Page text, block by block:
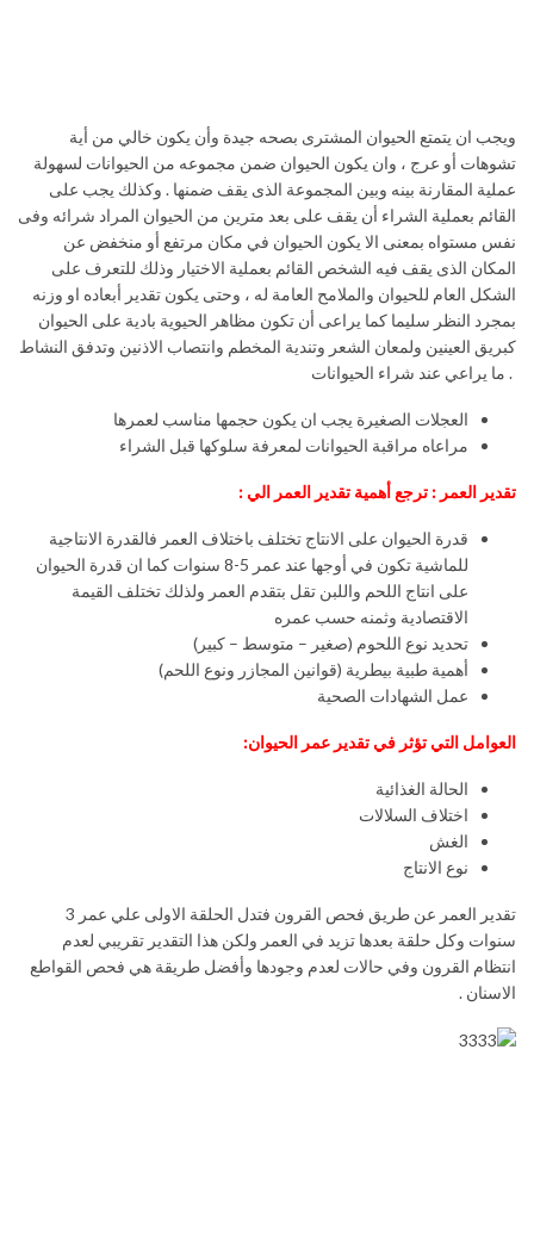
ويجب ان يتمتع الحيوان المشترى بصحه جيدة وأن يكون خالي من أية
تشوهات أو عرج ، وان يكون الحيوان ضمن مجموعه من الحيوانات لسهولة
عملية المقارنة بينه وبين المجموعة الذى يقف ضمنها . وكذلك يجب على
القائم بعملية الشراء أن يقف على بعد مترين من الحيوان المراد شرائه وفى
نفس مستواه بمعنى الا يكون الحيوان في مكان مرتفع أو منخفض عن
المكان الذى يقف فيه الشخص القائم بعملية الاختيار وذلك للتعرف على
الشكل العام للحيوان والملامح العامة له ، وحتى يكون تقدير أبعاده او وزنه
بمجرد النظر سليما كما يراعى أن تكون مظاهر الحيوية بادية على الحيوان
كبريق العينين ولمعان الشعر وتندية المخطم وانتصاب الاذنين وتدفق النشاط
. ما يراعي عند شراء الحيوانات
العجلات الصغيرة يجب ان يكون حجمها مناسب لعمرها
مراعاه مراقبة الحيوانات لمعرفة سلوكها قبل الشراء
تقدير العمر : ترجع أهمية تقدير العمر الي :
قدرة الحيوان على الانتاج تختلف باختلاف العمر فالقدرة الانتاجية
للماشية تكون في أوجها عند عمر 5-8 سنوات كما ان قدرة الحيوان
على انتاج اللحم واللبن تقل بتقدم العمر ولذلك تختلف القيمة
الاقتصادية وثمنه حسب عمره
تحديد نوع اللحوم (صغير – متوسط – كبير)
أهمية طبية بيطرية (قوانين المجازر ونوع اللحم)
عمل الشهادات الصحية
العوامل التي تؤثر في تقدير عمر الحيوان:
الحالة الغذائية
اختلاف السلالات
الغش
نوع الانتاج
تقدير العمر عن طريق فحص القرون فتدل الحلقة الاولى علي عمر 3
سنوات وكل حلقة بعدها تزيد في العمر ولكن هذا التقدير تقريبي لعدم
انتظام القرون وفي حالات لعدم وجودها وأفضل طريقة هي فحص القواطع
الاسنان .